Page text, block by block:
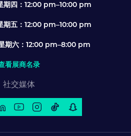
期四：12:00 pm–10:00 pm
期五：12:00 pm–10:00 pm
期六：12:00 pm–8:00 pm
看展商名录
社交媒体